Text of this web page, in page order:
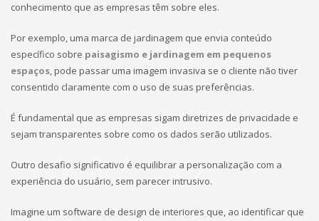
conhecimento que as empresas têm sobre eles.
Por exemplo, uma marca de jardinagem que envia conteúdo
específico sobre paisagismo e jardinagem em pequenos
espaços, pode passar uma imagem invasiva se o cliente não tiver
consentido claramente com o uso de suas preferências.
É fundamental que as empresas sigam diretrizes de privacidade e
sejam transparentes sobre como os dados serão utilizados.
Outro desafio significativo é equilibrar a personalização com a
experiência do usuário, sem parecer intrusivo.
Imagine um software de design de interiores que, ao identificar que